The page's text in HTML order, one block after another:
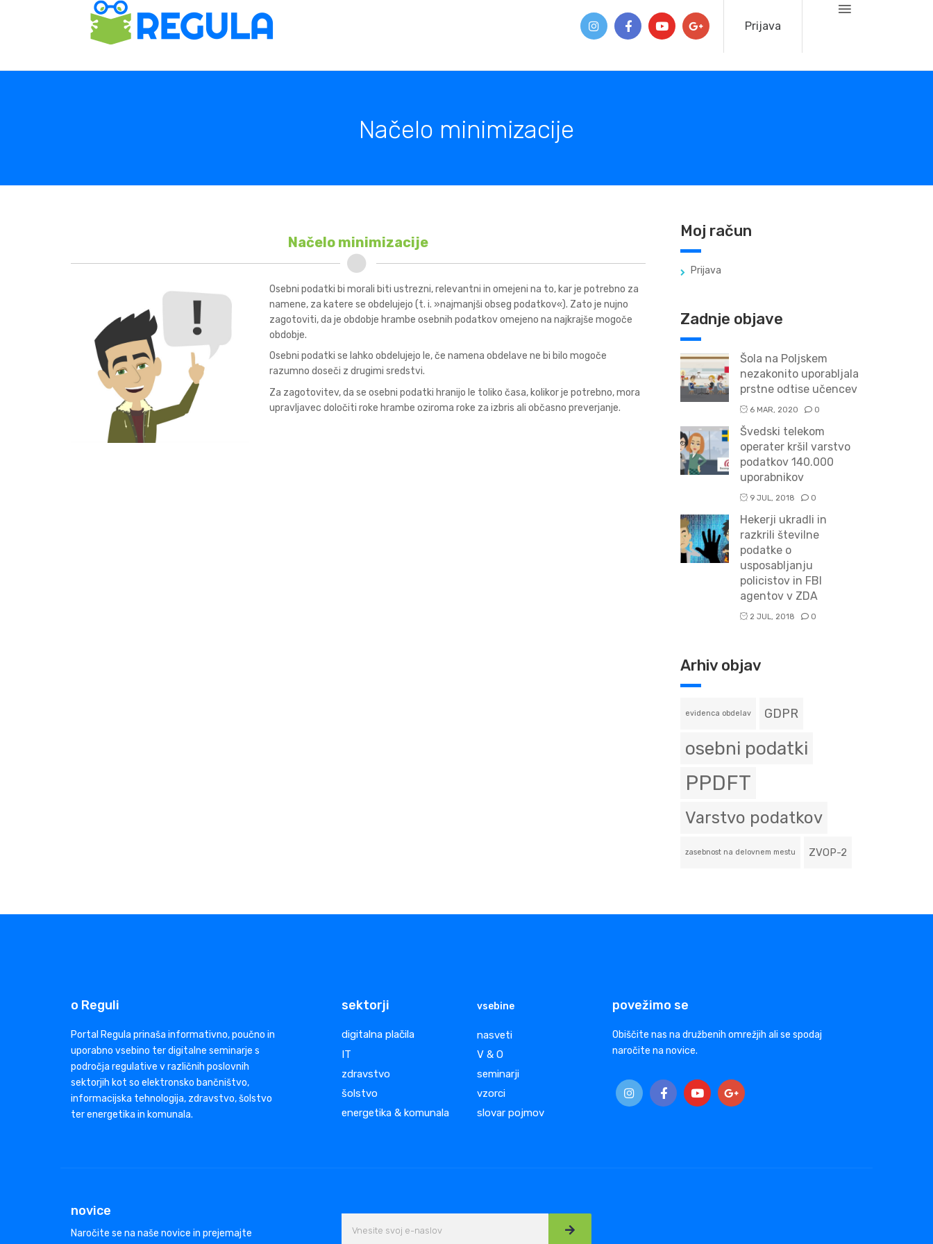
Prijava
Načelo minimizacije
Načelo minimizacije
Osebni podatki bi morali biti ustrezni, relevantni in omejeni na to, kar je potrebno za
namene, za katere se obdelujejo (t. i. »najmanjši obseg podatkov«). Zato je nujno
zagotoviti, da je obdobje hrambe osebnih podatkov omejeno na najkrajše mogoče
obdobje.
Osebni podatki se lahko obdelujejo le, če namena obdelave ne bi bilo mogoče
razumno doseči z drugimi sredstvi.
Za zagotovitev, da se osebni podatki hranijo le toliko časa, kolikor je potrebno, mora
upravljavec določiti roke hrambe oziroma roke za izbris ali občasno preverjanje.
Moj račun
Prijava
Zadnje objave
Šola na Poljskem
nezakonito uporabljala
prstne odtise učencev
6 MAR, 2020 0
Švedski telekom
operater kršil varstvo
podatkov 140.000
uporabnikov
9 JUL, 2018 0
Hekerji ukradli in
razkrili številne
podatke o
usposabljanju
policistov in FBI
agentov v ZDA
2 JUL, 2018 0
Arhiv objav
evidenca obdelav GDPR
osebni podatki
PPDFT
Varstvo podatkov
zasebnost na delovnem mestu ZVOP-2
o Reguli
Portal Regula prinaša informativno, poučno in
uporabno vsebino ter digitalne seminarje s
področja regulative v različnih poslovnih
sektorjih kot so elektronsko bančništvo,
informacijska tehnologija, zdravstvo, šolstvo
ter energetika in komunala.
sektorji
digitalna plačila
IT
zdravstvo
šolstvo
energetika & komunala
vsebine
nasveti
V & O
seminarji
vzorci
slovar pojmov
povežimo se
Obiščite nas na družbenih omrežjih ali se spodaj
naročite na novice.
novice
Naročite se na naše novice in prejemajte